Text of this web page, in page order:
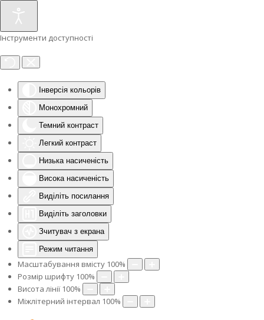
Інструменти доступності
Інверсія кольорів
Монохромний
Темний контраст
Легкий контраст
Низька насиченість
Висока насиченість
Виділіть посилання
Виділіть заголовки
Зчитувач з екрана
Режим читання
Масштабування вмісту 100%
Розмір шрифту 100%
Висота лінії 100%
Міжлітерний інтервал 100%